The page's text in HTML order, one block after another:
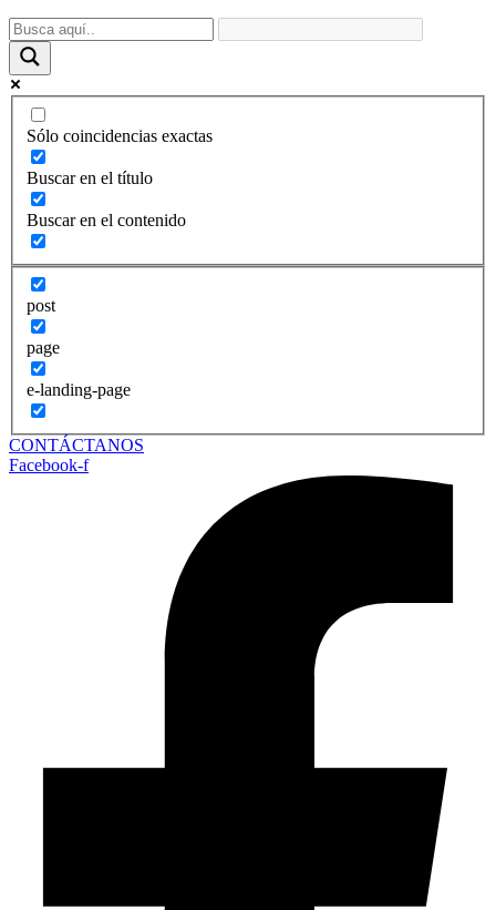
Sólo coincidencias exactas
Buscar en el título
Buscar en el contenido
post
page
e-landing-page
CONTÁCTANOS
Facebook-f